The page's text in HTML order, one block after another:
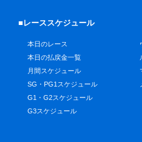
■レーススケジュール
本日のレース
本日の払戻金一覧
月間スケジュール
SG・PG1スケジュール
G1・G2スケジュール
G3スケジュール